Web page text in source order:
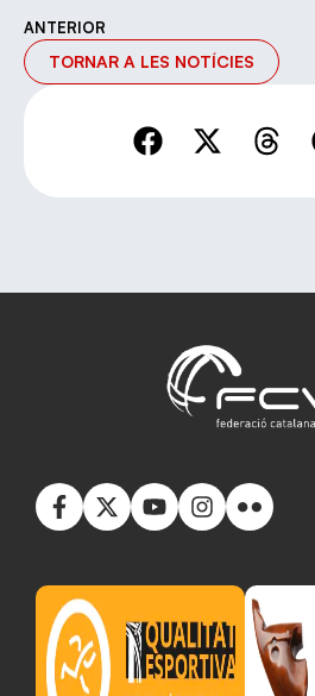
ANTERIOR
TORNAR A LES NOTÍCIES